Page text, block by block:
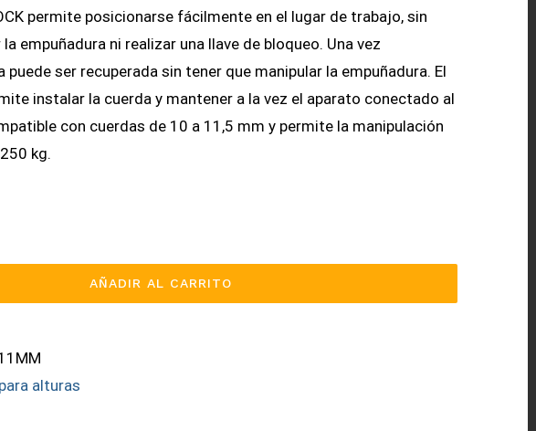
permite posicionarse fácilmente en el lugar de trabajo, sin
empuñadura ni realizar una llave de bloqueo. Una vez
puede ser recuperada sin tener que manipular la empuñadura. El
instalar la cuerda y mantener a la vez el aparato conectado al
con cuerdas de 10 a 11,5 mm y permite la manipulación
kg.
AÑADIR AL CARRITO
alturas